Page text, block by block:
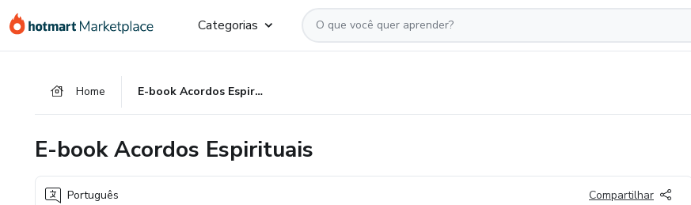
para
para
para
Categorias
Home E-book Acordos Espirituais
E-book Acordos Espirituais
Português Compartilhar